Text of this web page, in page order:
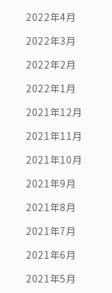
2022年4月
2022年3月
2022年2月
2022年1月
2021年12月
2021年11月
2021年10月
2021年9月
2021年8月
2021年7月
2021年6月
2021年5月